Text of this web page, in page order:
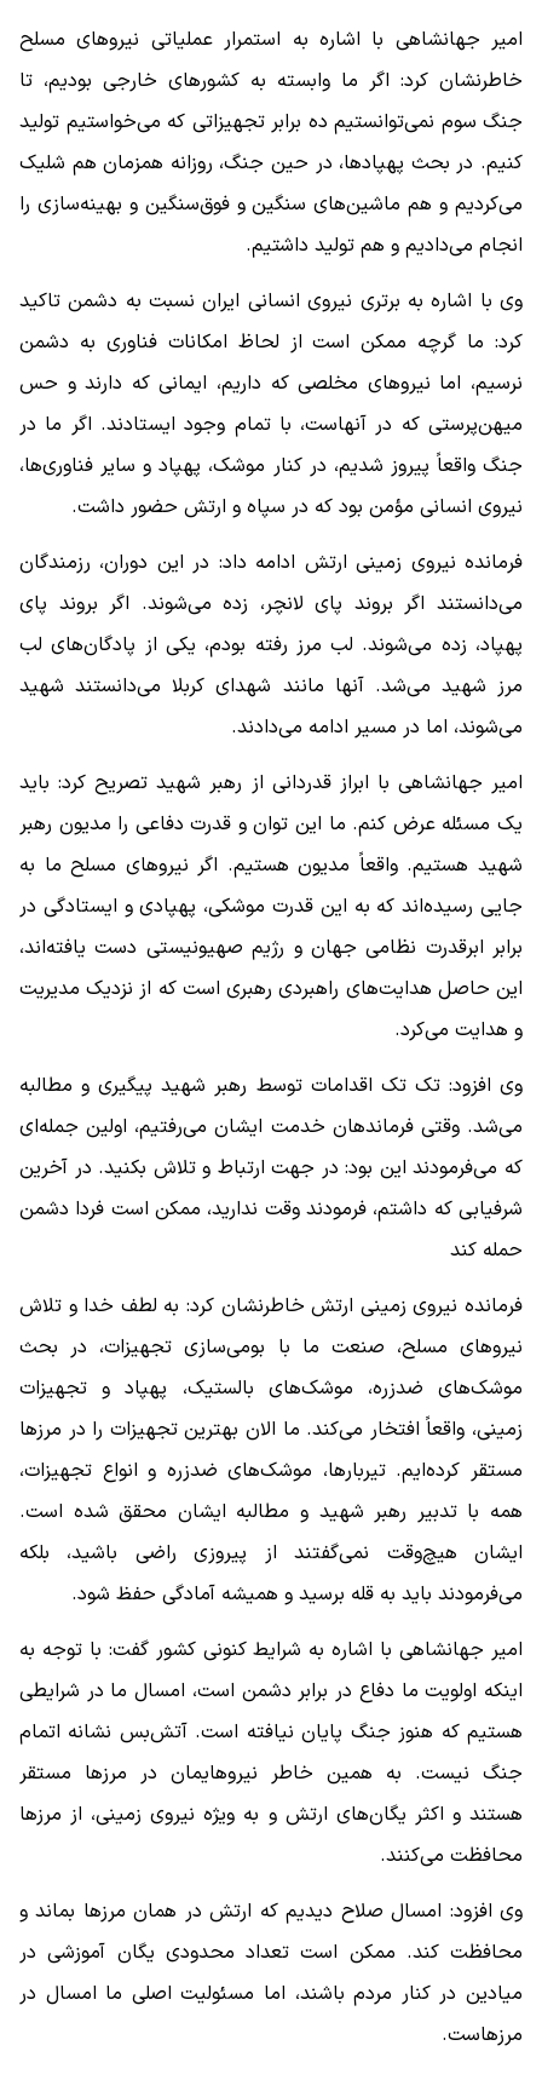
امیر جهانشاهی با اشاره به استمرار عملیاتی نیروهای مسلح
خاطرنشان کرد: اگر ما وابسته به کشورهای خارجی بودیم، تا
جنگ سوم نمی‌توانستیم ده برابر تجهیزاتی که می‌خواستیم تولید
کنیم. در بحث پهپادها، در حین جنگ، روزانه همزمان هم شلیک
می‌کردیم و هم ماشین‌های سنگین و فوق‌سنگین و بهینه‌سازی را
انجام می‌دادیم و هم تولید داشتیم.
وی با اشاره به برتری نیروی انسانی ایران نسبت به دشمن تاکید
کرد: ما گرچه ممکن است از لحاظ امکانات فناوری به دشمن
نرسیم، اما نیروهای مخلصی که داریم، ایمانی که دارند و حس
میهن‌پرستی که در آنهاست، با تمام وجود ایستادند. اگر ما در
جنگ واقعاً پیروز شدیم، در کنار موشک، پهپاد و سایر فناوری‌ها،
نیروی انسانی مؤمن بود که در سپاه و ارتش حضور داشت.
فرمانده نیروی زمینی ارتش ادامه داد: در این دوران، رزمندگان
می‌دانستند اگر بروند پای لانچر، زده می‌شوند. اگر بروند پای
پهپاد، زده می‌شوند. لب مرز رفته بودم، یکی از پادگان‌های لب
مرز شهید می‌شد. آنها مانند شهدای کربلا می‌دانستند شهید
می‌شوند، اما در مسیر ادامه می‌دادند.
امیر جهانشاهی با ابراز قدردانی از رهبر شهید تصریح کرد: باید
یک مسئله عرض کنم. ما این توان و قدرت دفاعی را مدیون رهبر
شهید هستیم. واقعاً مدیون هستیم. اگر نیروهای مسلح ما به
جایی رسیده‌اند که به این قدرت موشکی، پهپادی و ایستادگی در
برابر ابرقدرت نظامی جهان و رژیم صهیونیستی دست یافته‌اند،
این حاصل هدایت‌های راهبردی رهبری است که از نزدیک مدیریت
و هدایت می‌کرد.
وی افزود: تک تک اقدامات توسط رهبر شهید پیگیری و مطالبه
می‌شد. وقتی فرماندهان خدمت ایشان می‌رفتیم، اولین جمله‌ای
که می‌فرمودند این بود: در جهت ارتباط و تلاش بکنید. در آخرین
شرفیابی که داشتم، فرمودند وقت ندارید، ممکن است فردا دشمن
حمله کند
فرمانده نیروی زمینی ارتش خاطرنشان کرد: به لطف خدا و تلاش
نیروهای مسلح، صنعت ما با بومی‌سازی تجهیزات، در بحث
موشک‌های ضدزره، موشک‌های بالستیک، پهپاد و تجهیزات
زمینی، واقعاً افتخار می‌کند. ما الان بهترین تجهیزات را در مرزها
مستقر کرده‌ایم. تیربارها، موشک‌های ضدزره و انواع تجهیزات،
همه با تدبیر رهبر شهید و مطالبه ایشان محقق شده است.
ایشان هیچ‌وقت نمی‌گفتند از پیروزی راضی باشید، بلکه
می‌فرمودند باید به قله برسید و همیشه آمادگی حفظ شود.
امیر جهانشاهی با اشاره به شرایط کنونی کشور گفت: با توجه به
اینکه اولویت ما دفاع در برابر دشمن است، امسال ما در شرایطی
هستیم که هنوز جنگ پایان نیافته است. آتش‌بس نشانه اتمام
جنگ نیست. به همین خاطر نیروهایمان در مرزها مستقر
هستند و اکثر یگان‌های ارتش و به ویژه نیروی زمینی، از مرزها
محافظت می‌کنند.
وی افزود: امسال صلاح دیدیم که ارتش در همان مرزها بماند و
محافظت کند. ممکن است تعداد محدودی یگان آموزشی در
میادین در کنار مردم باشند، اما مسئولیت اصلی ما امسال در
مرزهاست.